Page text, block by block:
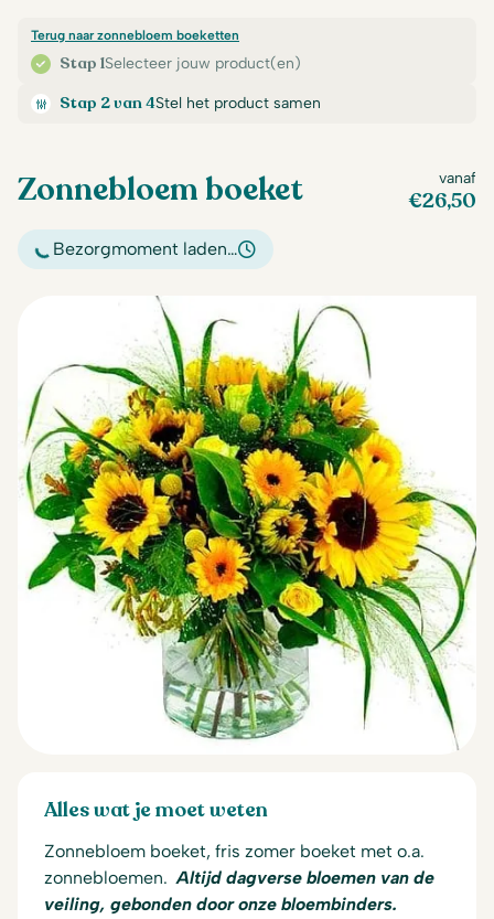
Stap 1Selecteer jouw product(en)
Terug naar zonnebloem boeketten
Stap 2 van 4Stel het product samen
Zonnebloem boeket vanaf
€26,50
Bezorgmoment laden…
Alles wat je moet weten
Zonnebloem boeket, fris zomer boeket met o.a.
zonnebloemen.Altijd dagverse bloemen van de
veiling, gebonden door onze bloembinders.